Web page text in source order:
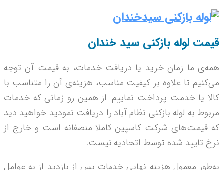
قیمت لوله بازکنی سید خندان
همه­‌ی ما زمان خرید یا دریافت خدمات، به قیمت آن توجه
می­‌کنیم تا علاوه بر کیفیت مناسب، هزینه­‌ی آن را متناسب با
کالا یا خدمت پرداخت نماییم. از همین رو زمانی که خدمات
مربوط به لوله بازکنی نظام آباد را دریافت نمودید خواهید دید
که قیمت­‌های شرکت کاسپین کاملا منصفانه است و خارج از
نرخ تایید شده توسط اتحادیه نیست.
به­‌طور معمول هزینه نهایی خدمات پس از بازدید از به عوامل